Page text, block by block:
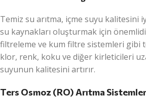
Temiz su arıtma, içme suyu kalitesini
su kaynakları oluşturmak için
filtreleme ve kum filtre sistemleri gibi
klor, renk, koku ve diğer kirleticileri
suyunun kalitesini artırır.
Ters Osmoz (RO) Arıtma